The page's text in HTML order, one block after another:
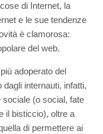
di Internet, la
e le sue tendenze
è clamorosa:
del web.
adoperato del
internauti, infatti,
sociale (o social, fate
il bisticcio), oltre a
di permettere ai